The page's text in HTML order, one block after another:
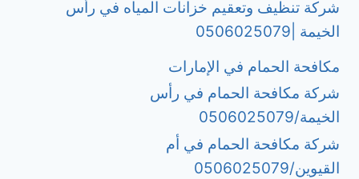
شركة تنظيف وتعقيم خزانات المياه في رأس
الخيمة |0506025079
مكافحة الحمام في الإمارات
شركة مكافحة الحمام في رأس
الخيمة/0506025079
شركة مكافحة الحمام في أم
القيوين/0506025079